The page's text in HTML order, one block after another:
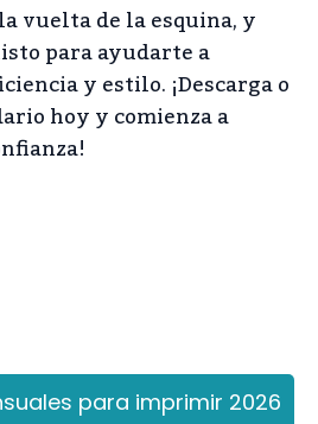
vuelta de la esquina, y
para ayudarte a
y estilo. ¡Descarga o
hoy y comienza a
para imprimir 2026